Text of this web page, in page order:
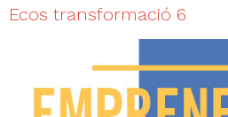
Ecos transformació 6